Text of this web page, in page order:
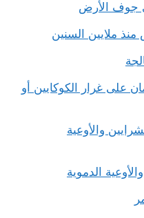
ملايين السنين
على غرار الكوكايين أو
الدموية